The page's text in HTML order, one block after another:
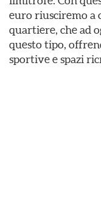
euro riusciremo a
quartiere, che ad
questo tipo,
sportive e spazi